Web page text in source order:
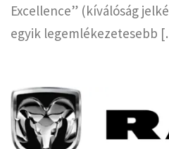
Excellence” (kíválóság
egyik legemlékezetesebb